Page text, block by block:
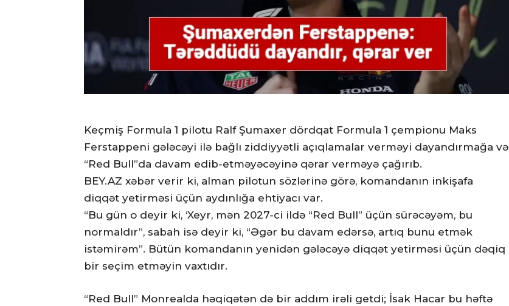
Keçmiş Formula 1 pilotu Ralf Şumaxer dördqat Formula 1 çempionu Maks
Ferstappeni gələcəyi ilə bağlı ziddiyyətli açıqlamalar verməyi dayandırmağa və
“Red Bull”da davam edib-etməyəcəyinə qərar verməyə çağırıb.
BEY.AZ xəbər verir ki, alman pilotun sözlərinə görə, komandanın inkişafa
diqqət yetirməsi üçün aydınlığa ehtiyacı var.
“Bu gün o deyir ki, ‘Xeyr, mən 2027-ci ildə “Red Bull” üçün sürəcəyəm, bu
normaldır”, sabah isə deyir ki, “Əgər bu davam edərsə, artıq bunu etmək
istəmirəm”. Bütün komandanın yenidən gələcəyə diqqət yetirməsi üçün dəqiq
bir seçim etməyin vaxtıdır.
“Red Bull” Monrealda həqiqətən də bir addım irəli getdi; İsak Hacar bu həftə